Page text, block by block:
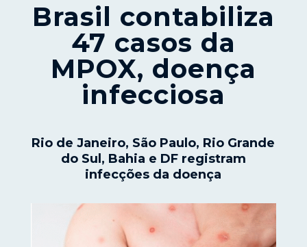
Brasil contabiliza
47 casos da
MPOX, doença
infecciosa
Rio de Janeiro, São Paulo, Rio Grande
do Sul, Bahia e DF registram
infecções da doença